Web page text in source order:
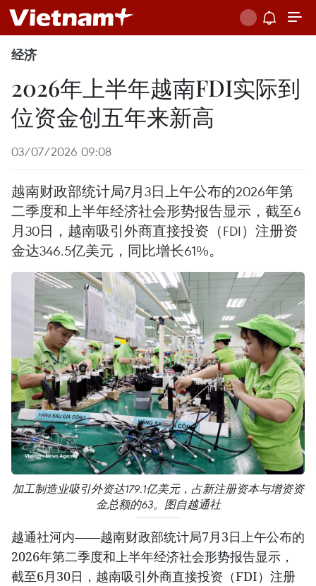
经济
2026年上半年越南FDI实际到
位资金创五年来新高
03/07/2026 09:08
越南财政部统计局7月3日上午公布的2026年第
二季度和上半年经济社会形势报告显示，截至6
月30日，越南吸引外商直接投资（FDI）注册资
金达346.5亿美元，同比增长61%。
加工制造业吸引外资达179.1亿美元，占新注册资本与增资资
金总额的63。图自越通社
越通社河内——越南财政部统计局7月3日上午公布的
2026年第二季度和上半年经济社会形势报告显示，
截至6月30日，越南吸引外商直接投资（FDI）注册